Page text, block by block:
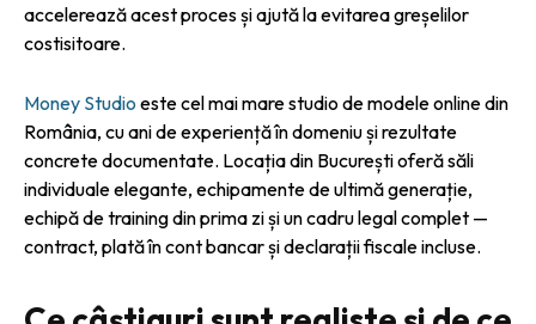
accelerează acest proces și ajută la evitarea greșelilor
costisitoare.
Money Studio este cel mai mare studio de modele online din
România, cu ani de experiență în domeniu și rezultate
concrete documentate. Locația din București oferă săli
individuale elegante, echipamente de ultimă generație,
echipă de training din prima zi și un cadru legal complet —
contract, plată în cont bancar și declarații fiscale incluse.